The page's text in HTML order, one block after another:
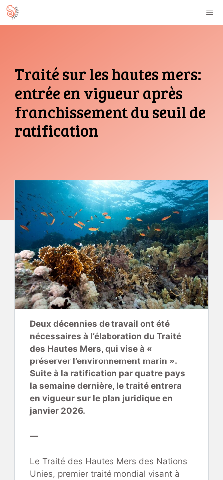
Aller
au
Traité sur les hautes mers:
entrée en vigueur après
franchissement du seuil de
ratification
Deux décennies de travail ont été
nécessaires à l’élaboration du Traité
des Hautes Mers, qui vise à «
préserver l’environnement marin ».
Suite à la ratification par quatre pays
la semaine dernière, le traité entrera
en vigueur sur le plan juridique en
janvier 2026.
—
Le Traité des Hautes Mers des Nations
Unies, premier traité mondial visant à